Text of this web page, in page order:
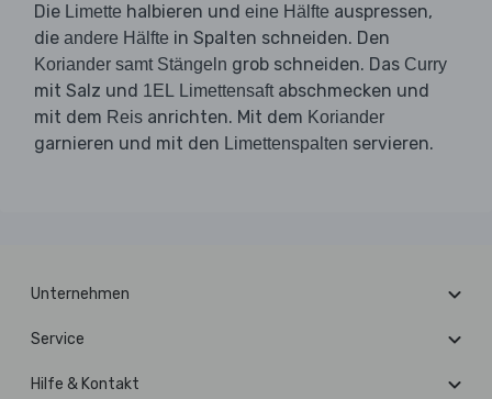
Die Limette halbieren und eine Hälfte auspressen,
die andere Hälfte in Spalten schneiden. Den
Koriander samt Stängeln grob schneiden. Das Curry
mit Salz und 1EL Limettensaftabschmecken und
mit dem Reis anrichten. Mit dem Koriander
garnieren und mit den Limettenspalten servieren.
Unternehmen
Service
Hilfe & Kontakt